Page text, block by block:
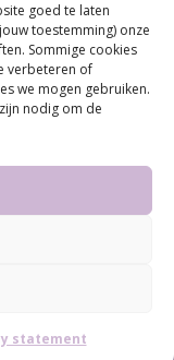
goed te laten
toestemming) onze
Sommige cookies
verbeteren of
we mogen gebruiken.
nodig om de
statement
inzet op het gebied
100 locaties
organisaties op dit